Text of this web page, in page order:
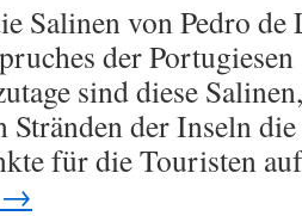
Salinen von Pedro de
der
sind diese
Stränden der Inseln
für die Touristen
→